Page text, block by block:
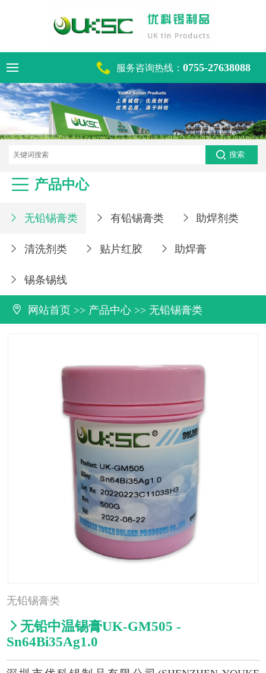
0755-27638088
 服务咨询热线： 0755-27638088
 产品中心
 无铅锡膏类  有铅锡膏类  助焊剂类
 清洗剂类  贴片红胶  助焊膏
 锡条锡线
 网站首页 >> 产品中心 >> 无铅锡膏类
无铅锡膏类
 无铅中温锡膏UK-GM505 -
Sn64Bi35Ag1.0